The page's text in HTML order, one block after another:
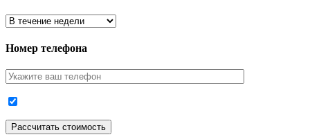
Номер телефона